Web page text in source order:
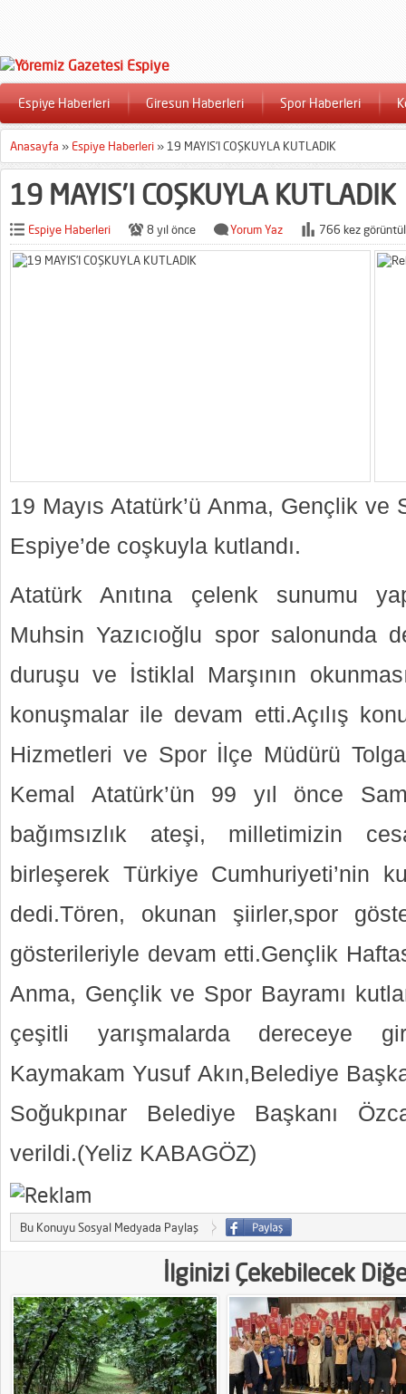
Espiye Haberleri Giresun Haberleri Spor Haberleri
Anasayfa » Espiye Haberleri » 19 MAYIS’I COŞKUYLA KUTLADIK
19 MAYIS’I COŞKUYLA KUTLADIK
Espiye Haberleri 8 yıl önce Yorum Yaz 766 kez
19 Mayıs Atatürk’ü Anma, Gençlik ve
Espiye’de coşkuyla kutlandı.
Atatürk Anıtına çelenk sunumu
Muhsin Yazıcıoğlu spor salonunda
duruşu ve İstiklal Marşının
konuşmalar ile devam etti.Açılış
Hizmetleri ve Spor İlçe Müdürü
Kemal Atatürk’ün 99 yıl önce
bağımsızlık ateşi, milletimizin
birleşerek Türkiye Cumhuriyeti’nin
dedi.Tören, okunan şiirler,spor
gösterileriyle devam etti.Gençlik
Anma, Gençlik ve Spor Bayramı
çeşitli yarışmalarda dereceye
Kaymakam Yusuf Akın,Belediye
Soğukpınar Belediye Başkanı
verildi.(Yeliz KABAGÖZ)
Bu Konuyu Sosyal Medyada Paylaş
İlginizi Çekebilecek